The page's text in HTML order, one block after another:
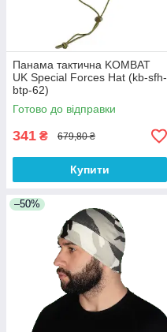
Панама тактична KOMBAT
UK Special Forces Hat (kb-sfh-
btp-62)
Готово до відправки
341 ₴ 679,80 ₴
Купити
–50%